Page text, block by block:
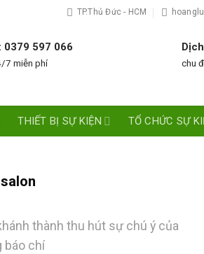
TP.Thủ Đức - HCM
0379 597 066
7 miễn phí chu
THIẾT BỊ SỰ KIỆN TỔ CHỨC SỰ
thành thu hút sự chú ý của
báo chí